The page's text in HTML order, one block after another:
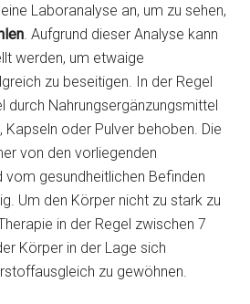
Laboranalyse an, um zu sehen,
. Aufgrund dieser Analyse kann
werden, um etwaige
zu beseitigen. In der Regel
durch Nahrungsergänzungsmittel
Kapseln oder Pulver behoben. Die
von den vorliegenden
vom gesundheitlichen Befinden
Um den Körper nicht zu stark zu
in der Regel zwischen 7
Körper in der Lage sich
zu gewöhnen.